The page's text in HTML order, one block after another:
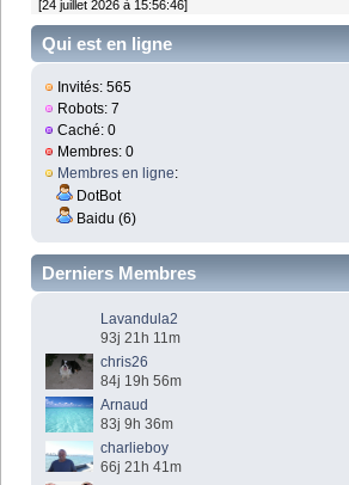
[24 juillet 2026 à 15:56:46]
Qui est en ligne
Invités: 565
Robots: 7
Caché: 0
Membres: 0
Membres en ligne:
DotBot
Baidu (6)
Derniers Membres
Lavandula2
93j 21h 11m
chris26
84j 19h 56m
Arnaud
83j 9h 36m
charlieboy
66j 21h 41m